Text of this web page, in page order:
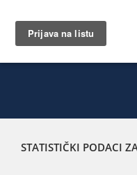
STATISTIČKI PODACI